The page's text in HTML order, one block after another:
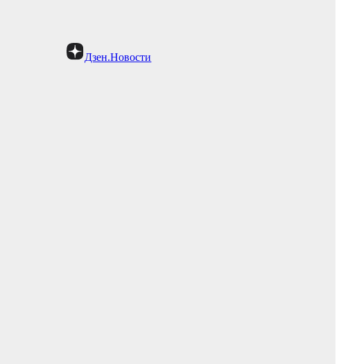
Дзен.Новости